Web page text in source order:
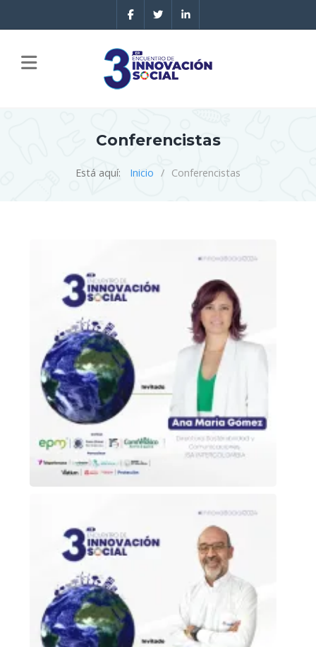
Conferencistas
Está aquí: Inicio Conferencistas